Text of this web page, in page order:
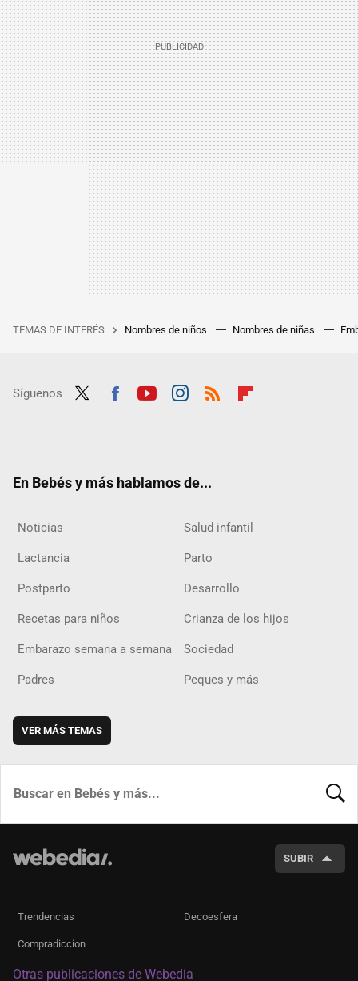
TEMAS DE INTERÉS Nombres de niños Nombres de niñas
Síguenos
En Bebés y más hablamos de...
Noticias Salud infantil
Lactancia Parto
Postparto Desarrollo
Recetas para niños Crianza de los hijos
Embarazo semana a semana Sociedad
Padres Peques y más
VER MÁS TEMAS
SUBIR
Trendencias Decoesfera
Compradiccion
Otras publicaciones de Webedia